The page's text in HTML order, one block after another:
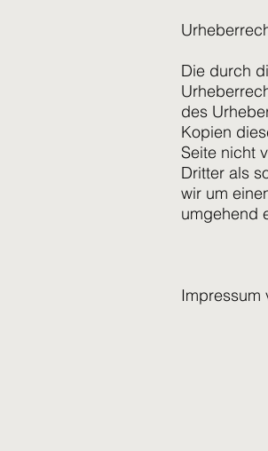
Die durch
des
Kopien
Seite nicht
Dritter als
wir um
umgehend
Impressum